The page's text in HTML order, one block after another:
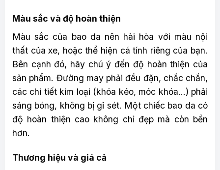
Màu sắc và độ hoàn thiện
Màu sắc của bao da nên hài hòa với màu nội
thất của xe, hoặc thể hiện cá tính riêng của bạn.
Bên cạnh đó, hãy chú ý đến độ hoàn thiện của
sản phẩm. Đường may phải đều đặn, chắc chắn,
các chi tiết kim loại (khóa kéo, móc khóa…) phải
sáng bóng, không bị gỉ sét. Một chiếc bao da có
độ hoàn thiện cao không chỉ đẹp mà còn bền
hơn.
Thương hiệu và giá cả